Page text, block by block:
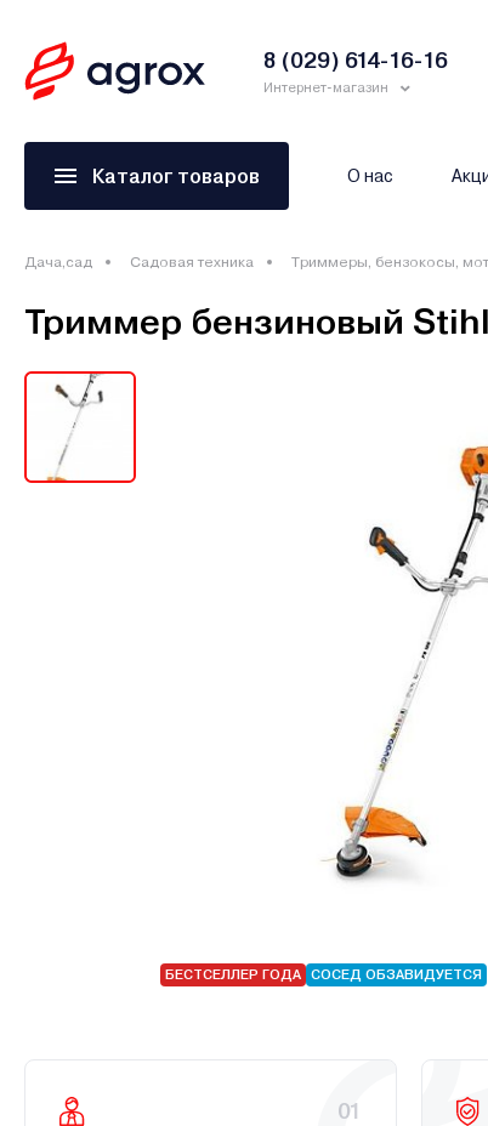
8 (029) 614-16-16
Интернет-магазин
Каталог товаров О нас
Дача,сад Садовая техника Триммеры, бензокосы,
Триммер бензиновый Stihl
БЕСТСЕЛЛЕР ГОДА СОСЕД ОБЗАВИДУЕТСЯ
01